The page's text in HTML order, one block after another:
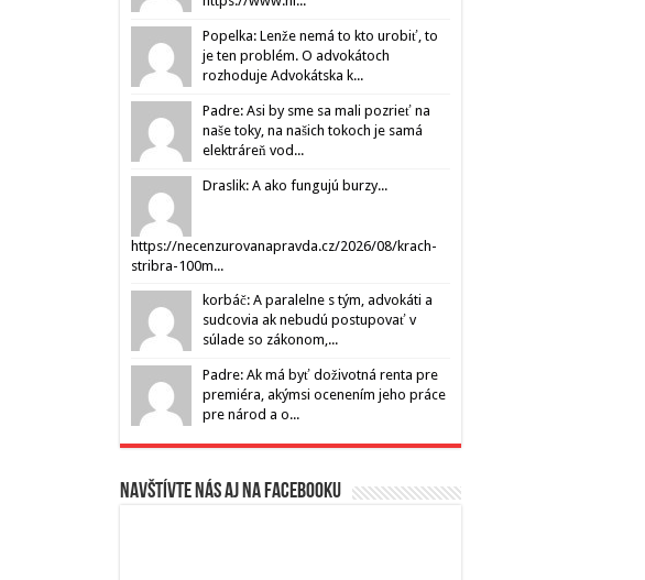
Popelka: Lenže nemá to kto urobiť, to
je ten problém. O advokátoch
rozhoduje Advokátska k...
Padre: Asi by sme sa mali pozrieť na
naše toky, na našich tokoch je samá
elektráreň vod...
Draslik: A ako fungujú burzy...
https://necenzurovanapravda.cz/2026/08/krach-
stribra-100m...
korbáč: A paralelne s tým, advokáti a
sudcovia ak nebudú postupovať v
súlade so zákonom,...
Padre: Ak má byť doživotná renta pre
premiéra, akýmsi ocenením jeho práce
pre národ a o...
Navštívte nás aj na Facebooku